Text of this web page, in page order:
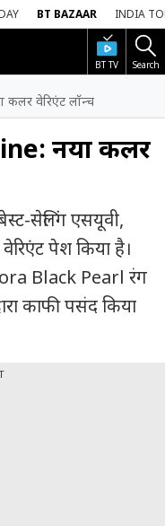
BT BAZAAR INDIA
BT TV Search
कलर वेरिएंट लॉन्च
नया कलर
सेलिंग एसयूवी,
पेश किया है।
Black Pearl रंग
काफी पसंद किया